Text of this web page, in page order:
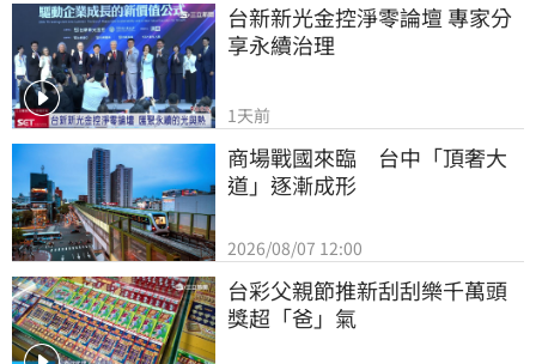
台新新光金控淨零論壇 專家分
享永續治理
1天前
商場戰國來臨　台中「頂奢大
道」逐漸成形
2026/08/07 12:00
台彩父親節推新刮刮樂千萬頭
獎超「爸」氣